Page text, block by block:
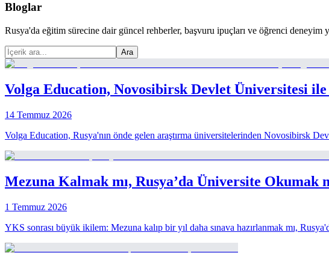
Bloglar
Rusya'da eğitim sürecine dair güncel rehberler, başvuru ipuçları ve öğrenci deneyim
Ara
Volga Education, Novosibirsk Devlet Üniversitesi
14 Temmuz 2026
Volga Education, Rusya'nın önde gelen araştırma üniversitelerinden Novosibirsk
Mezuna Kalmak mı, Rusya’da Üniversite Okumak
1 Temmuz 2026
YKS sonrası büyük ikilem: Mezuna kalıp bir yıl daha sınava hazırlanmak mı,